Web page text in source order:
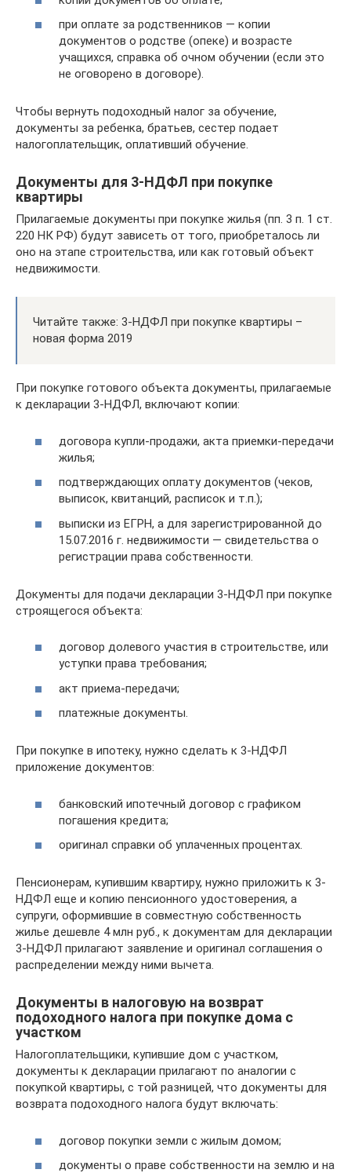
при оплате за родственников — копии
документов о родстве (опеке) и возрасте
учащихся, справка об очном обучении (если это
не оговорено в договоре).
Чтобы вернуть подоходный налог за обучение,
документы за ребенка, братьев, сестер подает
налогоплательщик, оплативший обучение.
Документы для 3-НДФЛ при покупке
квартиры
Прилагаемые документы при покупке жилья (пп. 3 п. 1 ст.
220 НК РФ) будут зависеть от того, приобреталось ли
оно на этапе строительства, или как готовый объект
недвижимости.
Читайте также: 3-НДФЛ при покупке квартиры –
новая форма 2019
При покупке готового объекта документы, прилагаемые
к декларации 3-НДФЛ, включают копии:
договора купли-продажи, акта приемки-передачи
жилья;
подтверждающих оплату документов (чеков,
выписок, квитанций, расписок и т.п.);
выписки из ЕГРН, а для зарегистрированной до
15.07.2016 г. недвижимости — свидетельства о
регистрации права собственности.
Документы для подачи декларации 3-НДФЛ при покупке
строящегося объекта:
договор долевого участия в строительстве, или
уступки права требования;
акт приема-передачи;
платежные документы.
При покупке в ипотеку, нужно сделать к 3-НДФЛ
приложение документов:
банковский ипотечный договор с графиком
погашения кредита;
оригинал справки об уплаченных процентах.
Пенсионерам, купившим квартиру, нужно приложить к 3-
НДФЛ еще и копию пенсионного удостоверения, а
супруги, оформившие в совместную собственность
жилье дешевле 4 млн руб., к документам для декларации
3-НДФЛ прилагают заявление и оригинал соглашения о
распределении между ними вычета.
Документы в налоговую на возврат
подоходного налога при покупке дома с
участком
Налогоплательщики, купившие дом с участком,
документы к декларации прилагают по аналогии с
покупкой квартиры, с той разницей, что документы для
возврата подоходного налога будут включать:
договор покупки земли с жилым домом;
документы о праве собственности на землю и на